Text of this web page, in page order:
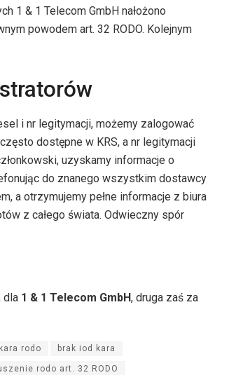
1 & 1 Telecom GmbH nałożono
powodem art. 32 RODO. Kolejnym
i nr legitymacji, możemy zalogować
dostępne w KRS, a nr legitymacji
uzyskamy informacje o
do znanego wszystkim dostawcy
a otrzymujemy pełne informacje z biura
z całego świata. Odwieczny spór
dla 1 & 1 Telecom GmbH, druga zaś za
rodo brak iod kara
rodo art. 32 RODO